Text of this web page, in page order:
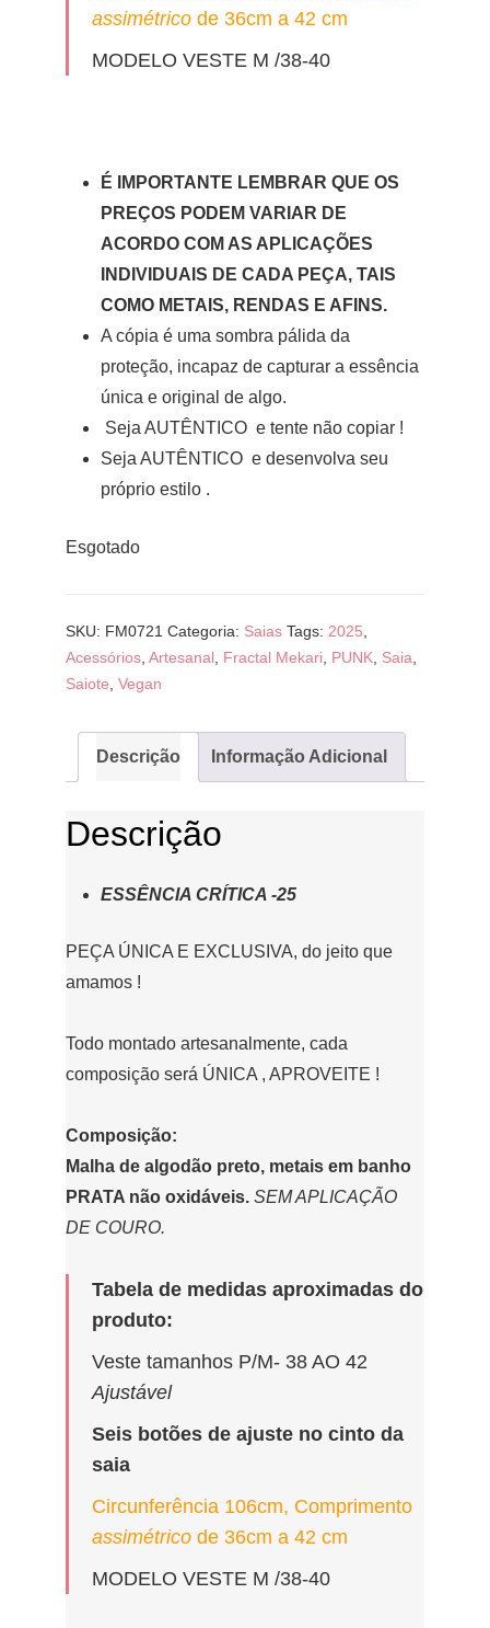
assimétrico de 36cm a 42 cm
MODELO VESTE M /38-40
É IMPORTANTE LEMBRAR QUE OS
PREÇOS PODEM VARIAR DE
ACORDO COM AS APLICAÇÕES
INDIVIDUAIS DE CADA PEÇA, TAIS
COMO METAIS, RENDAS E AFINS.
A cópia é uma sombra pálida da
proteção, incapaz de capturar a essência
única e original de algo.
Seja AUTÊNTICO e tente não copiar !
Seja AUTÊNTICO e desenvolva seu
próprio estilo .
Esgotado
SKU: FM0721 Categoria: Saias Tags: 2025
Acessórios Artesanal Fractal Mekari PUNK Saia
Saiote Vegan
Descrição Informação Adicional
Descrição
ESSÊNCIA CRÍTICA -25
PEÇA ÚNICA E EXCLUSIVA, do jeito que
amamos !
Todo montado artesanalmente, cada
composição será ÚNICA , APROVEITE !
Composição:
Malha de algodão preto, metais em banho
PRATA não oxidáveis. SEM APLICAÇÃO
DE COURO.
Tabela de medidas aproximadas do
produto:
Veste tamanhos P/M- 38 AO 42
Ajustável
Seis botões de ajuste no cinto da
saia
Circunferência 106cm, Comprimento
assimétrico de 36cm a 42 cm
MODELO VESTE M /38-40